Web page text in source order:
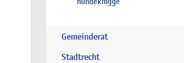
Gemeinderat
Stadtrecht